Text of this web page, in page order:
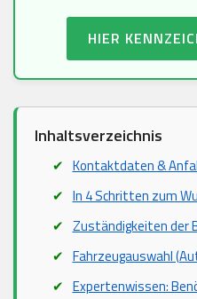
HIER
Inhaltsverzeichnis
Kontaktdaten &
In 4 Schritten zum
Zuständigkeiten der
Fahrzeugauswahl
Expertenwissen: